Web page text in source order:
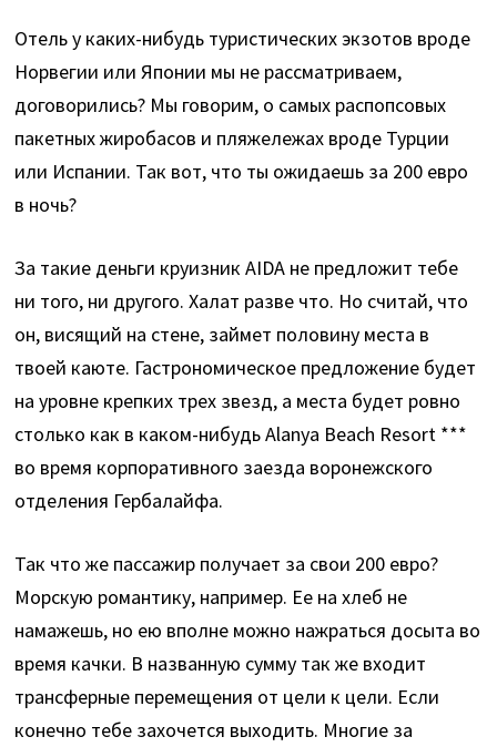
Отель у каких-нибудь туристических экзотов вроде
Норвегии или Японии мы не рассматриваем,
договорились? Мы говорим, о самых распопсовых
пакетных жиробасов и пляжележах вроде Турции
или Испании. Так вот, что ты ожидаешь за 200 евро
в ночь?
За такие деньги круизник AIDA не предложит тебе
ни того, ни другого. Халат разве что. Но считай, что
он, висящий на стене, займет половину места в
твоей каюте. Гастрономическое предложение будет
на уровне крепких трех звезд, а места будет ровно
столько как в каком-нибудь Alanya Beach Resort ***
во время корпоративного заезда воронежского
отделения Гербалайфа.
Так что же пассажир получает за свои 200 евро?
Морскую романтику, например. Ее на хлеб не
намажешь, но ею вполне можно нажраться досыта во
время качки. В названную сумму так же входит
трансферные перемещения от цели к цели. Если
конечно тебе захочется выходить. Многие за